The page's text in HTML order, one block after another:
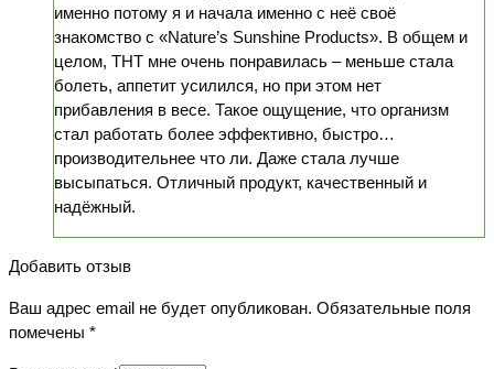
именно потому я и начала именно с неё своё
знакомство с «Nature’s Sunshine Products». В общем и
целом, ТНТ мне очень понравилась – меньше стала
болеть, аппетит усилился, но при этом нет
прибавления в весе. Такое ощущение, что организм
стал работать более эффективно, быстро…
производительнее что ли. Даже стала лучше
высыпаться. Отличный продукт, качественный и
надёжный.
Добавить отзыв
Ваш адрес email не будет опубликован. Обязательные поля
помечены *